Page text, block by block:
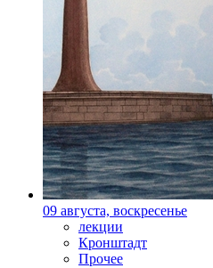
09 августа, воскресенье
лекции
Кронштадт
Прочее